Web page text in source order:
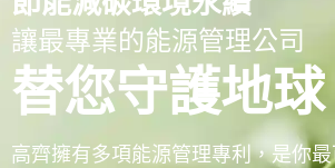
讓最專業的能源管理公司
替您守護地球
高齊擁有多項能源管理專利，是你